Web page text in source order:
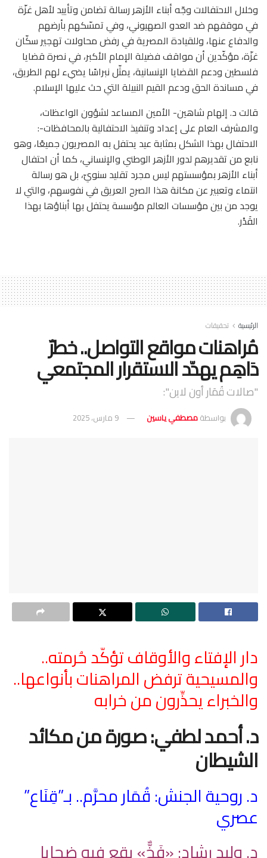
وخلال الاحتفالات وجّه أبناء الأزهر رسالة تضامن وتأييد لأهل غزّة
في موقفهم ضد العدو الصهيوني، وفي تمسّكهم بأرضهم
والدفاع عنها، وللقيادة المصرية في رفض محاولات تهجير سكّان
غزّة، مؤكّدين أن مواقف فضيلة الإمام الأكبر، في نصرة قضايا
فلسطين ودعم القضايا الإنسانية، يمثّل نبراسًا يضيء لهم الطريق،
في مساندة الحق ودعم القيم النبيلة التي حث عليها الإسلام.
قالت د. إلهام شاهين- الأمين المساعد لشؤون الواعظات،
والمشرف العام على إعداد وتنفيذ الاحتفالية بالمحافظات-:
الاحتفال بهذا الشكل بمثابة عيد يحتفل به المصريون جميعًا، وهو
نابع من تقديرهم لدور الأزهر الوطني والإنساني، كما أن احتفال
أبناء الأزهر بمؤسستهم ليس مجرد تقليد سنويّ، بل هو رسالة
انتماء وتعبير عن مكانة هذا الصرح العريق في نفوسهم، والتي لا
يوجد من بين مؤسسات العالم مؤسسة يحتفل بها أبناؤها بهذا
القَدْر.
الرئيسية تحقيقات
مُراهنات مواقع التواصل.. خطرٌ
دَاهِم يهدّد الاستقرار المجتمعي
"صالات قُمَار أون لاين":
بواسطةمصطفي ياسين 9 مارس، 2025
دار الإفتاء والأوقاف تؤكّد حُرمته..
والمسيحية ترفض المراهنات بأنواعها..
والخبراء يحذِّرون من خرابه
د. أحمد لطفي: صورة من مكائد
الشيطان
د. روحية الجنش: قُمَار محرَّم.. بـ”قِنَاع”
عصري